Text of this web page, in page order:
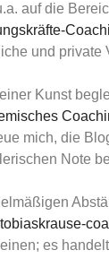
auf die
und private
Kunst
mich, die
Note
es